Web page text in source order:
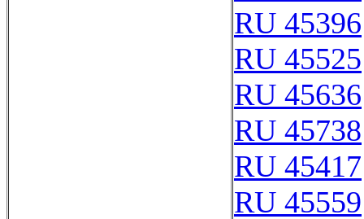
RU 45396
RU 45525
RU 45636
RU 45738
RU 45417
RU 45559